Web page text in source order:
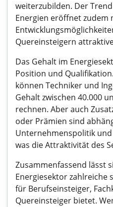
weiterzubilden. Der
Energien eröffnet zudem
Quereinsteigern
Das Gehalt im
Position und
können Techniker und
Gehalt zwischen 40.000
rechnen. Aber auch
oder Prämien sind
Unternehmenspolitik
was die Attraktivität des
Zusammenfassend lässt
Energiesektor zahlreiche
für Berufseinsteiger,
Quereinsteiger bietet.